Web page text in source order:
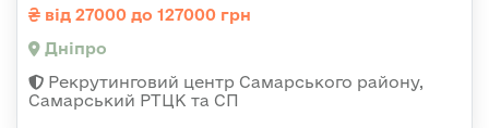
від 27000 до 127000 грн
Дніпро
Рекрутинговий центр Самарського району,
Самарський РТЦК та СП